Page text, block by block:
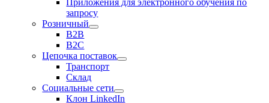
Приложения для электронного обучения по
запросу
Розничный
В2В
В2С
Цепочка поставок
Транспорт
Склад
Социальные сети
Клон LinkedIn